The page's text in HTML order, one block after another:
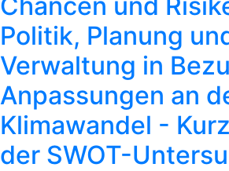
Politik, Planung
Verwaltung in
Anpassungen an
Klimawandel -
der SWOT-